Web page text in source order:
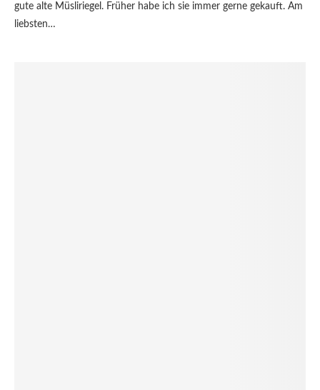
gute alte Müsliriegel. Früher habe ich sie immer gerne gekauft. Am
liebsten…